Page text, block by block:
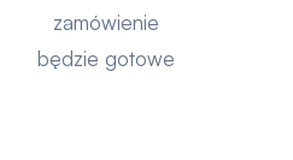
zamówienie
będzie gotowe